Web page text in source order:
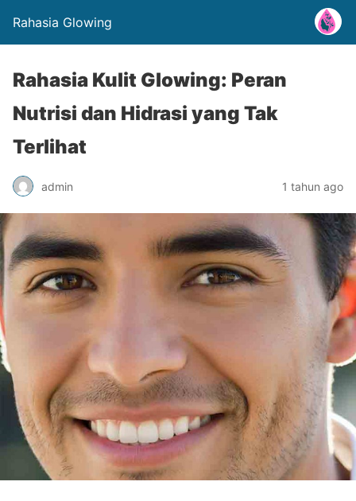
Rahasia Glowing
Rahasia Kulit Glowing: Peran
Nutrisi dan Hidrasi yang Tak
Terlihat
admin 1 tahun ago